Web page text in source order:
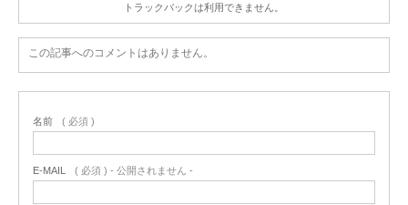
トラックバックは利用できません。
この記事へのコメントはありません。
名前 ( 必須 )
E-MAIL ( 必須 ) - 公開されません -